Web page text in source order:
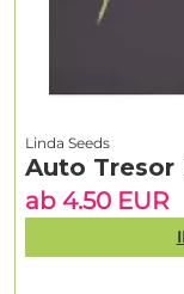
Linda Seeds
Auto Tresor
ab 4.50 EUR